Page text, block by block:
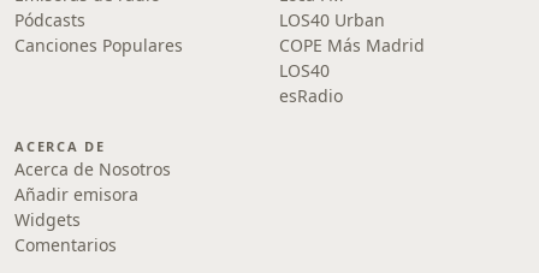
Pódcasts
Canciones Populares
LOS40 Urban
COPE Más Madrid
LOS40
esRadio
ACERCA DE
Acerca de Nosotros
Añadir emisora
Widgets
Comentarios